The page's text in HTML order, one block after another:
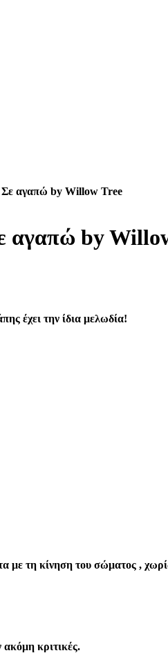
αγαπώ by Willow Tree
αγαπώ by
έχει την ίδια μελωδία!
με τη κίνηση του σώματος ,
κριτικές.